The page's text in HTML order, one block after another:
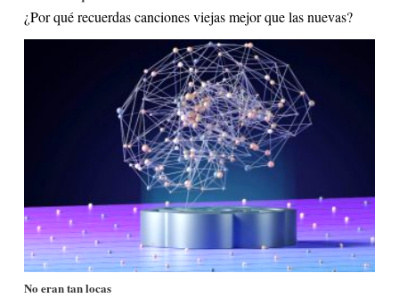
¿Por qué recuerdas canciones viejas mejor que las nuevas?
No eran tan locas